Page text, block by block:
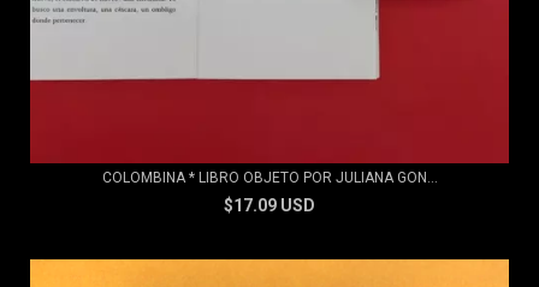
COLOMBINA * LIBRO OBJETO POR JULIANA GON...
$17.09 USD